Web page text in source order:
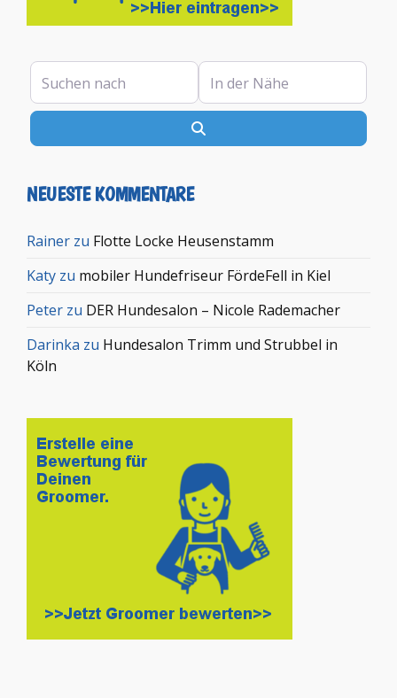
Suchen nach In der Nähe
NEUESTE KOMMENTARE
Rainer zu Flotte Locke Heusenstamm
Katy zu mobiler Hundefriseur FördeFell in Kiel
Peter zu DER Hundesalon – Nicole Rademacher
Darinka zu Hundesalon Trimm und Strubbel in
Köln